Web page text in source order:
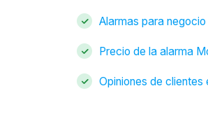
Alarmas para
Precio de la alarma
Opiniones de clientes